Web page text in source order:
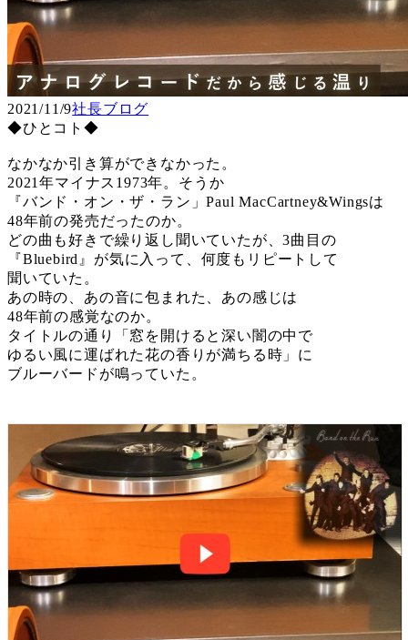
2021/11/9社長ブログ
◆ひとコト◆
なかなか引き算ができなかった。
2021年マイナス1973年。そうか
『バンド・オン・ザ・ラン」Paul MacCartney&Wingsは
48年前の発売だったのか。
どの曲も好きで繰り返し聞いていたが、3曲目の
『Bluebird』が気に入って、何度もリピートして
聞いていた。
あの時の、あの音に包まれた、あの感じは
48年前の感覚なのか。
タイトルの通り「窓を開けると深い闇の中で
ゆるい風に運ばれた花の香りが満ちる時」に
ブルーバードが鳴っていた。